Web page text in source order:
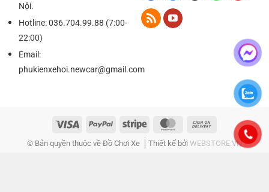
Nội.
Hotline: 036.704.99.88 (7:00-
22:00)
Email:
phukienxehoi.newcar@gmail.com
© Bản quyền thuộc về Đồ Chơi Xe Thiết kế bởi WEBSTORE.VN